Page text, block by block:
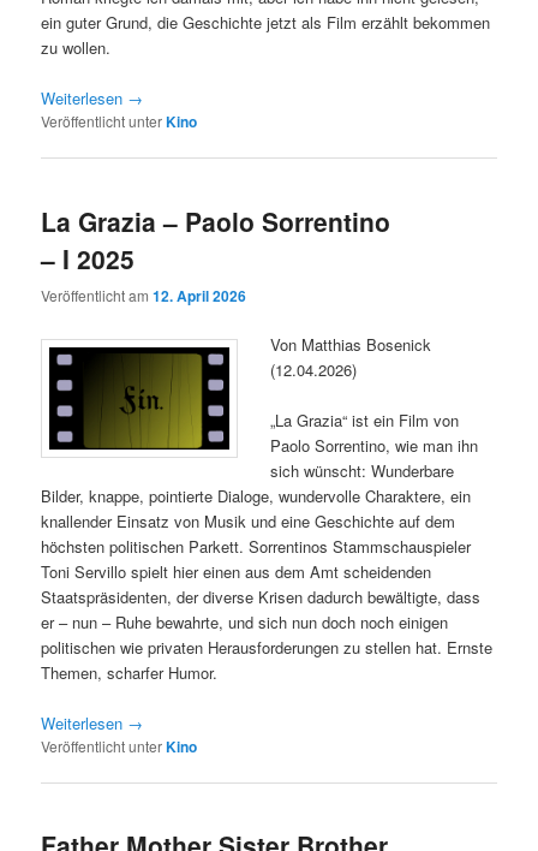
ein guter Grund, die Geschichte jetzt als Film erzählt bekommen
zu wollen.
Weiterlesen →
Veröffentlicht unterKino
La Grazia – Paolo Sorrentino
– I 2025
Veröffentlicht am12. April 2026
Von Matthias Bosenick
(12.04.2026)
„La Grazia“ ist ein Film von
Paolo Sorrentino, wie man ihn
sich wünscht: Wunderbare
Bilder, knappe, pointierte Dialoge, wundervolle Charaktere, ein
knallender Einsatz von Musik und eine Geschichte auf dem
höchsten politischen Parkett. Sorrentinos Stammschauspieler
Toni Servillo spielt hier einen aus dem Amt scheidenden
Staatspräsidenten, der diverse Krisen dadurch bewältigte, dass
er – nun – Ruhe bewahrte, und sich nun doch noch einigen
politischen wie privaten Herausforderungen zu stellen hat. Ernste
Themen, scharfer Humor.
Weiterlesen →
Veröffentlicht unterKino